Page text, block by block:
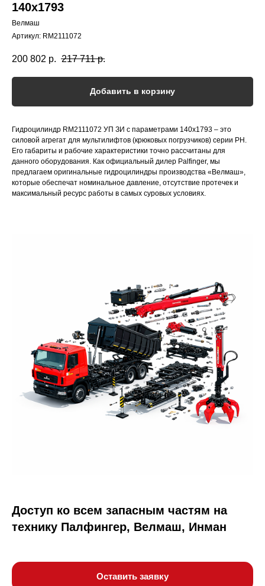
140x1793
Велмаш
Артикул: RM2111072
200 802 р. 217 711 р.
Добавить в корзину
Гидроцилиндр RM2111072 УП ЗИ с параметрами 140x1793 – это
силовой агрегат для мультилифтов (крюковых погрузчиков) серии PH.
Его габариты и рабочие характеристики точно рассчитаны для
данного оборудования. Как официальный дилер Palfinger, мы
предлагаем оригинальные гидроцилиндры производства «Велмаш»,
которые обеспечат номинальное давление, отсутствие протечек и
максимальный ресурс работы в самых суровых условиях.
Доступ ко всем запасным частям на
технику Палфингер, Велмаш, Инман
Оставить заявку